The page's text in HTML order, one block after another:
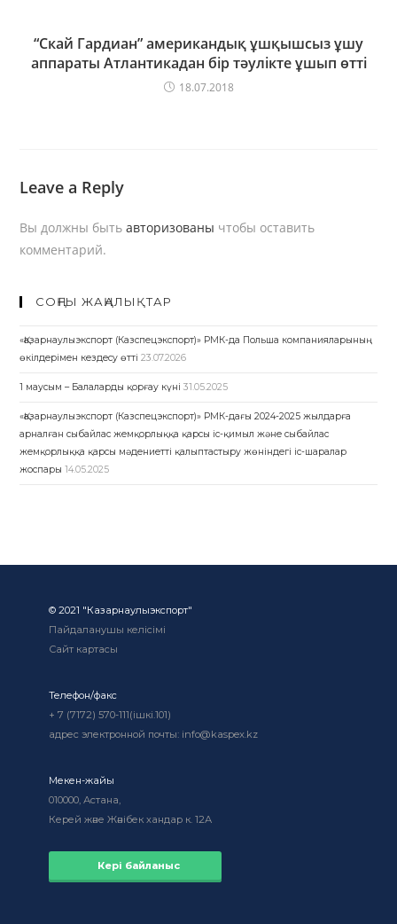
“Скай Гардиан” американдық ұшқышсыз ұшу
аппараты Атлантикадан бір тәулікте ұшып өтті
18.07.2018
Leave a Reply
Вы должны бытьавторизованы чтобы оставить
комментарий.
СОҢҒЫ ЖАҢАЛЫҚТАР
«Қазарнаулыэкспорт (Казспецэкспорт)» РМК-да Польша компанияларының
өкілдерімен кездесу өтті 23.07.2026
1 маусым – Балаларды қорғау күні 31.05.2025
«Қазарнаулыэкспорт (Казспецэкспорт)» РМК-дағы 2024-2025 жылдарға
арналған сыбайлас жемқорлыққа қарсы іс-қимыл және сыбайлас
жемқорлыққа қарсы мәдениетті қалыптастыру жөніндегі іс-шаралар
жоспары 14.05.2025
© 2021 "Казарнаулыэкспорт"
Пайдаланушы келісімі
Сайт картасы
Телефон/факс
+ 7 (7172) 570-111(ішкі.101)
адрес электронной почты: info@kaspex.kz
Мекен-жайы
010000, Астана,
Керей және Жәнібек хандар к. 12А
Кері байланыс